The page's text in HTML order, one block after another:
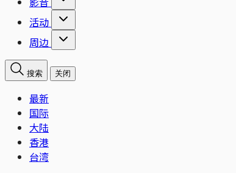
活动
周边
搜索 关闭
最新
国际
大陆
香港
台湾